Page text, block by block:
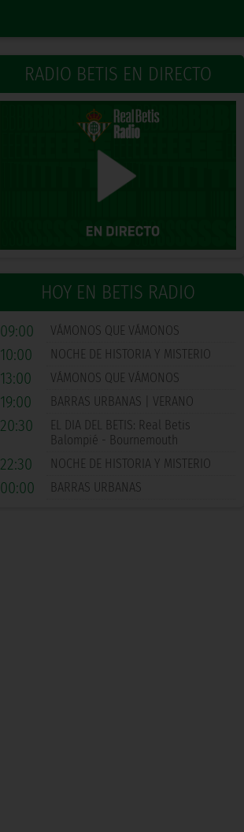
RADIO BETIS EN DIRECTO
HOY EN BETIS RADIO
09:00 VÁMONOS QUE VÁMONOS
10:00 NOCHE DE HISTORIA Y MISTERIO
13:00 VÁMONOS QUE VÁMONOS
19:00 BARRAS URBANAS | VERANO
20:30
EL DIA DEL BETIS: Real Betis
Balompié - Bournemouth
22:30 NOCHE DE HISTORIA Y MISTERIO
00:00 BARRAS URBANAS